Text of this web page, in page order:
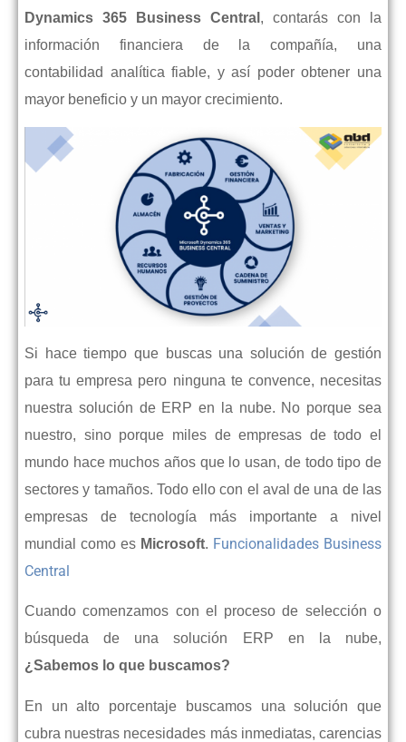
Dynamics 365 Business Central , contarás con la
información financiera de la compañía, una
contabilidad analítica fiable, y así poder obtener una
mayor beneficio y un mayor crecimiento.
Si hace tiempo que buscas una solución de gestión
para tu empresa pero ninguna te convence, necesitas
nuestra solución de ERP en la nube. No porque sea
nuestro, sino porque miles de empresas de todo el
mundo hace muchos años que lo usan, de todo tipo de
sectores y tamaños. Todo ello con el aval de una de las
empresas de tecnología más importante a nivel
mundial como es Microsoft. Funcionalidades Business
Central
Cuando comenzamos con el proceso de selección o
búsqueda de una solución ERP en la nube,
¿Sabemos lo que buscamos?
En un alto porcentaje buscamos una solución que
cubra nuestras necesidades más inmediatas, carencias